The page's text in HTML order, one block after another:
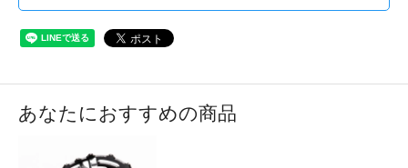
あなたにおすすめの商品